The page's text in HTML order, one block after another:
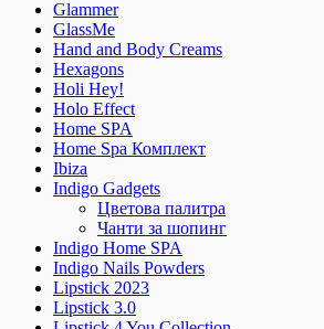
Glammer
GlassMe
Hand and Body Creams
Hexagons
Holi Hey!
Holo Effect
Home SPA
Home Spa Комплект
Ibiza
Indigo Gadgets
Цветова палитра
Чанти за шопинг
Indigo Home SPA
Indigo Nails Powders
Lipstick 2023
Lipstick 3.0